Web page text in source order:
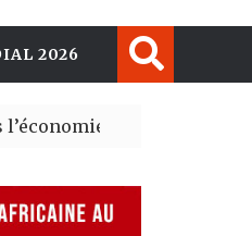
2026
mais trois grands